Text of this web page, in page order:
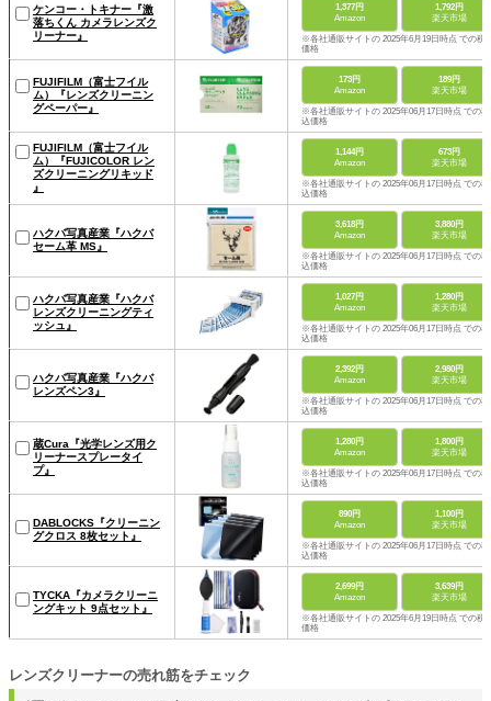
ケンコー・トキナー『激
落ちくん カメラレンズク
リーナー』
1,377円
Amazon
1,792円
楽天市場
※各社通販サイトの 2025年6月19日時点 での税
価格
FUJIFILM（富士フイル
ム）『レンズクリーニン
グペーパー』
173円
Amazon
189円
楽天市場
※各社通販サイトの 2025年06月17日時点 での税
込価格
FUJIFILM（富士フイル
ム）『FUJICOLOR レン
ズクリーニングリキッド
』
1,144円
Amazon
673円
楽天市場
※各社通販サイトの 2025年06月17日時点 での税
込価格
ハクバ写真産業『ハクバ
セーム革 MS』
3,618円
Amazon
3,880円
楽天市場
※各社通販サイトの 2025年06月17日時点 での税
込価格
ハクバ写真産業『ハクバ
レンズクリーニングティ
ッシュ』
1,027円
Amazon
1,280円
楽天市場
※各社通販サイトの 2025年06月17日時点 での税
込価格
ハクバ写真産業『ハクバ
レンズペン3』
2,392円
Amazon
2,980円
楽天市場
※各社通販サイトの 2025年06月17日時点 での税
込価格
蔵Cura『光学レンズ用ク
リーナースプレータイ
プ』
1,280円
Amazon
1,800円
楽天市場
※各社通販サイトの 2025年06月17日時点 での税
込価格
DABLOCKS『クリーニン
グクロス 8枚セット』
890円
Amazon
1,100円
楽天市場
※各社通販サイトの 2025年06月17日時点 での税
込価格
TYCKA『カメラクリーニ
ングキット 9点セット』
2,699円
Amazon
3,639円
楽天市場
※各社通販サイトの 2025年6月19日時点 での税
価格
レンズクリーナーの売れ筋をチェック